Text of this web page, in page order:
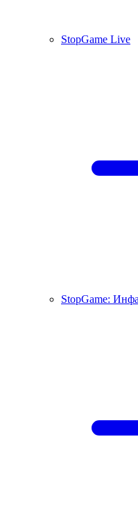
StopGame Live
StopGame: